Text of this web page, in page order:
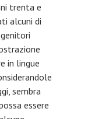
trenta e
alcuni di
in lingue
sembra
essere